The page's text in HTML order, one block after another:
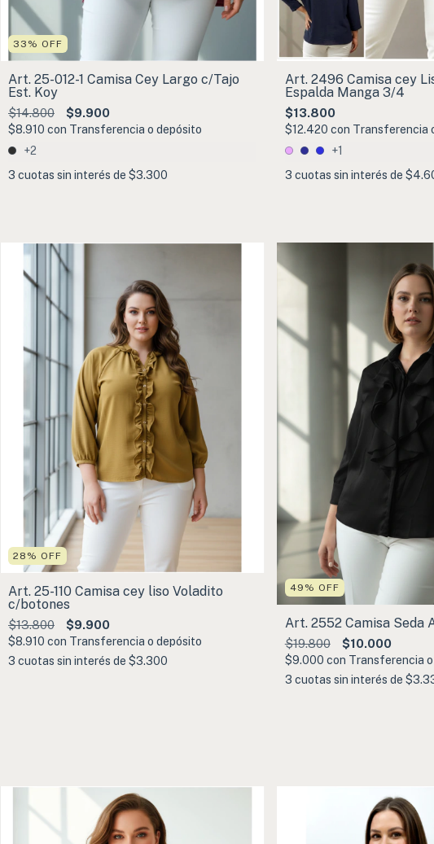
33 % OFF
Art. 25-012-1 Camisa Cey Largo c/Tajo
Est. Koy
$14.800 $9.900
$8.910 con Transferencia o depósito
+2
3 cuotas sin interés de $3.300
Art. 2496 Camisa cey
Espalda Manga 3/4
$13.800
$12.420 con Transferencia
+1
3 cuotas sin interés de
28 % OFF
Art. 25-110 Camisa cey liso Voladito
c/botones
$13.800 $9.900
$8.910 con Transferencia o depósito
3 cuotas sin interés de $3.300
49 % OFF
Art. 2552 Camisa Seda
$19.800 $10.000
$9.000 con Transferencia
3 cuotas sin interés de